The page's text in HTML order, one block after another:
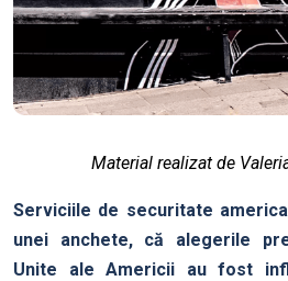
Material realizat de
Serviciile de securitate
unei anchete, că alegerile
Unite ale Americii au fost